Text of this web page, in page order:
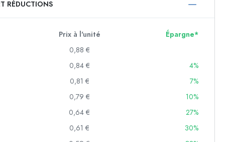
ml
ml
RÉDUCTIONS
Prix à l'unité
Épargne*
0,88 €
0,84 €
4%
0,81 €
7%
0,79 €
10%
0,64 €
27%
0,61 €
30%